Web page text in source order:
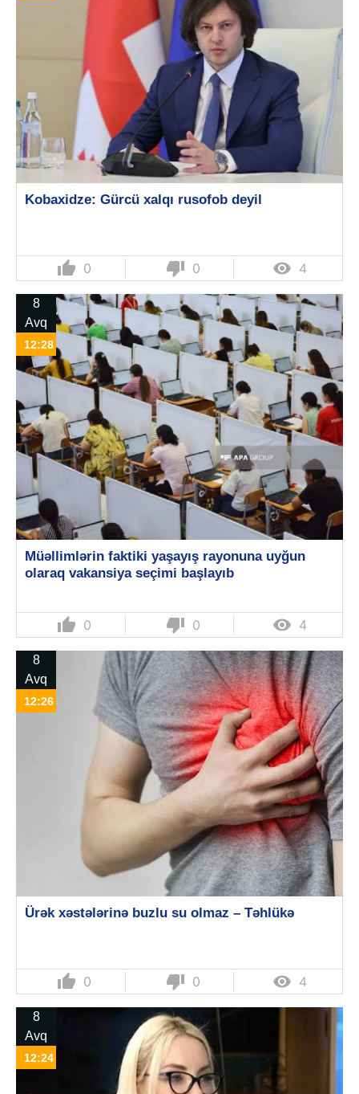
Kobaxidze: Gürcü xalqı rusofob deyil
thumb_up 0 thumb_down 0  4
8
Avq
12:28
Müəllimlərin faktiki yaşayış rayonuna uyğun
olaraq vakansiya seçimi başlayıb
thumb_up 0 thumb_down 0  4
8
Avq
12:26
Ürək xəstələrinə buzlu su olmaz – Təhlükə
thumb_up 0 thumb_down 0  4
8
Avq
12:24